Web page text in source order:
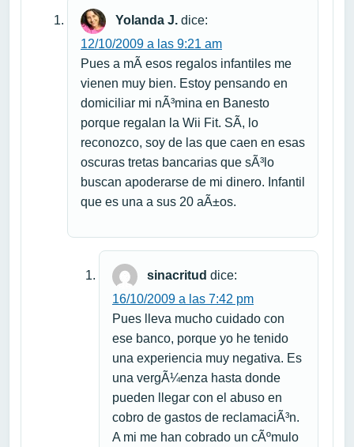
Yolanda J. dice:
12/10/2009 a las 9:21 am
Pues a mÃ­ esos regalos infantiles me
vienen muy bien. Estoy pensando en
domiciliar mi nÃ³mina en Banesto
porque regalan la Wii Fit. SÃ­, lo
reconozco, soy de las que caen en esas
oscuras tretas bancarias que sÃ³lo
buscan apoderarse de mi dinero. Infantil
que es una a sus 20 aÃ±os.
sinacritud dice:
16/10/2009 a las 7:42 pm
Pues lleva mucho cuidado con
ese banco, porque yo he tenido
una experiencia muy negativa. Es
una vergÃ¼enza hasta donde
pueden llegar con el abuso en
cobro de gastos de reclamaciÃ³n.
A mi me han cobrado un cÃºmulo